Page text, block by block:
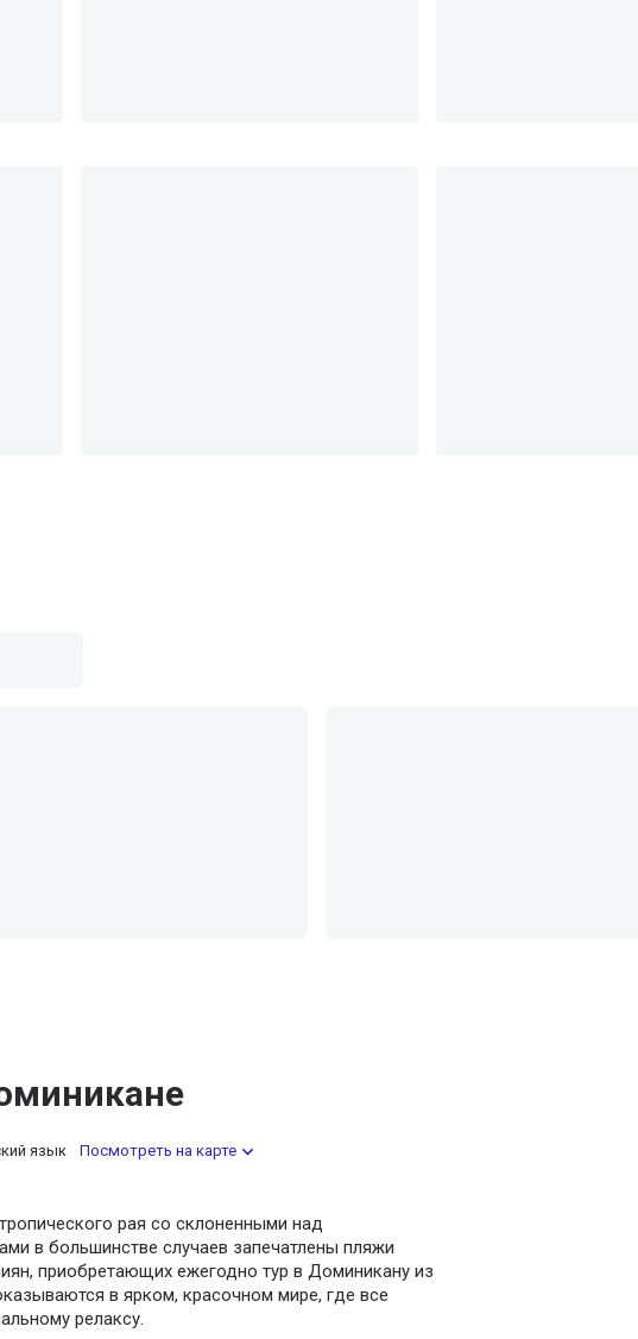
язык Посмотреть на карте
рая со склоненными над
в большинстве случаев запечатлены пляжи
приобретающих ежегодно тур в Доминикану из
в ярком, красочном мире, где все
релаксу.